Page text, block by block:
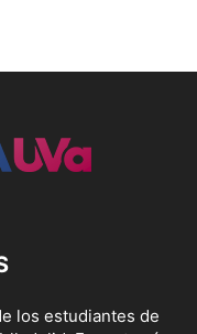
los estudiantes de